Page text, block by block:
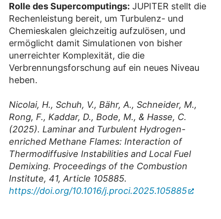
Rolle des Supercomputings: JUPITER stellt die
Rechenleistung bereit, um Turbulenz- und
Chemieskalen gleichzeitig aufzulösen, und
ermöglicht damit Simulationen von bisher
unerreichter Komplexität, die die
Verbrennungsforschung auf ein neues Niveau
heben.
Nicolai, H., Schuh, V., Bähr, A., Schneider, M.,
Rong, F., Kaddar, D., Bode, M., & Hasse, C.
(2025). Laminar and Turbulent Hydrogen-
enriched Methane Flames: Interaction of
Thermodiffusive Instabilities and Local Fuel
Demixing. Proceedings of the Combustion
Institute, 41, Article 105885.
https://doi.org/10.1016/j.proci.2025.105885